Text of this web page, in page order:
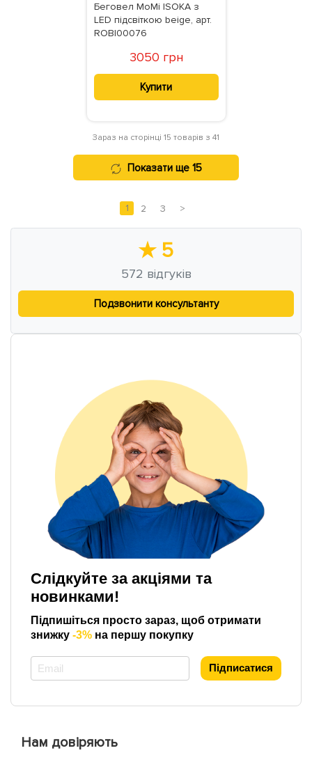
Беговел MoMi ISOKA з
LED підсвіткою beige, арт.
ROBI00076
3050 грн
Купити
Зараз на сторінці 15 товарів з 41
Показати ще 15
1 2 3 >
★ 5
572 відгуків
Подзвонити консультанту
Слідкуйте за акціями та
новинками!
Підпишіться просто зараз, щоб отримати
знижку -3% на першу покупку
Підписатися
Нам довіряють